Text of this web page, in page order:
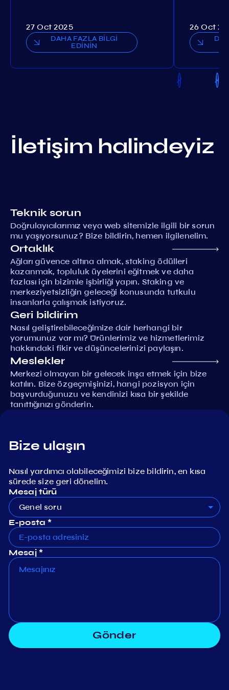
27 Oct 2025
DAHA FAZLA BİLGİ
EDİNİN
26 Oct
İletişim halindeyiz
Teknik sorun
Doğrulayıcılarımız veya web sitemizle ilgili bir sorun
mu yaşıyorsunuz? Bize bildirin, hemen ilgilenelim.
Ortaklık
Ağları güvence altına almak, staking ödülleri
kazanmak, topluluk üyelerini eğitmek ve daha
fazlası için bizimle işbirliği yapın. Staking ve
merkeziyetsizliğin geleceği konusunda tutkulu
insanlarla çalışmak istiyoruz.
Geri bildirim
Nasıl geliştirebileceğimize dair herhangi bir
yorumunuz var mı? Ürünlerimiz ve hizmetlerimiz
hakkındaki fikir ve düşüncelerinizi paylaşın.
Meslekler
Merkezi olmayan bir gelecek inşa etmek için bize
katılın. Bize özgeçmişinizi, hangi pozisyon için
başvurduğunuzu ve kendinizi kısa bir şekilde
tanıttığınızı gönderin.
Bize ulaşın
Nasıl yardımcı olabileceğimizi bize bildirin, en kısa
sürede size geri dönelim.
Mesaj türü
Genel soru
E-posta *
Mesaj *
Gönder